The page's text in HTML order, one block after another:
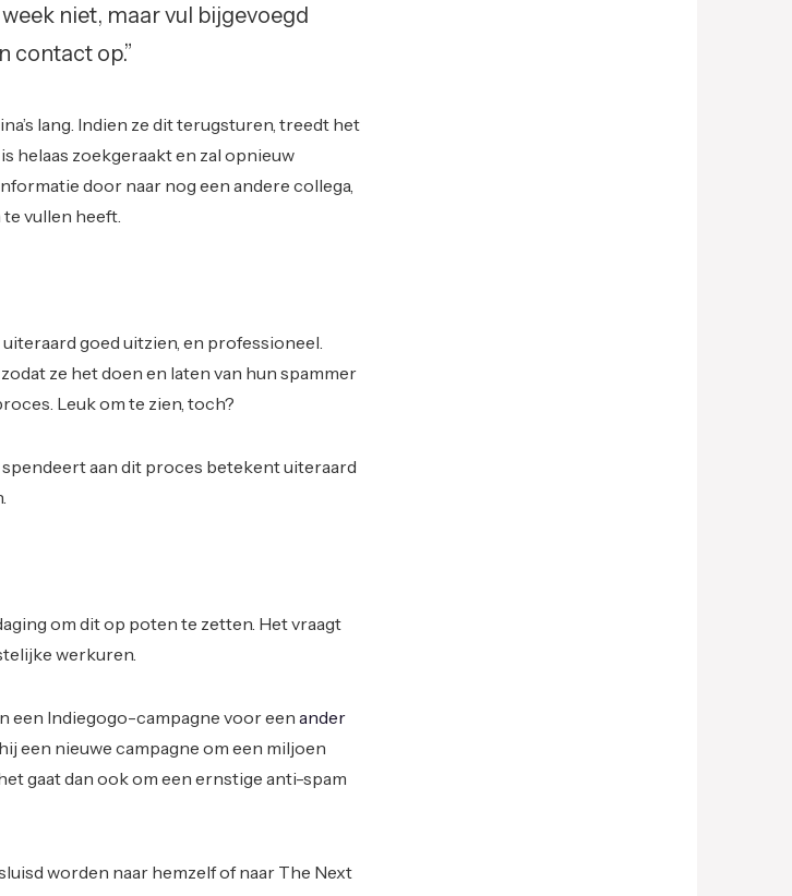
niet, maar vul bijgevoegd
contact op.”
lang. Indien ze dit terugsturen, treedt het
helaas zoekgeraakt en zal opnieuw
door naar nog een andere collega,
vullen heeft.
goed uitzien, en professioneel.
ze het doen en laten van hun spammer
Leuk om te zien, toch?
aan dit proces betekent uiteraard
om dit op poten te zetten. Het vraagt
werkuren.
een Indiegogo-campagne voor een ander
een nieuwe campagne om een miljoen
gaat dan ook om een ernstige anti-spam
worden naar hemzelf of naar The Next